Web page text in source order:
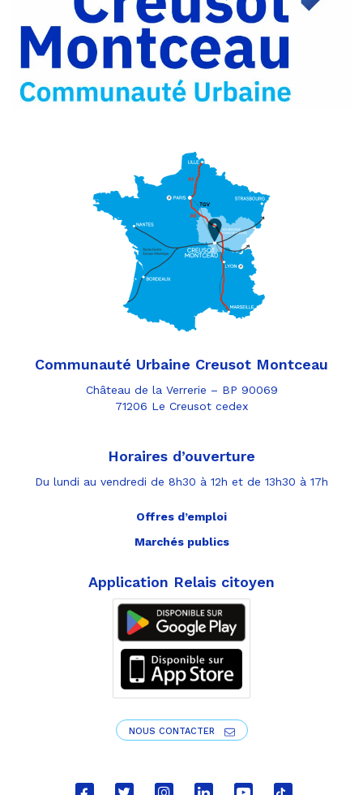
Communauté Urbaine Creusot Montceau
Château de la Verrerie – BP 90069
71206 Le Creusot cedex
Horaires d’ouverture
Du lundi au vendredi de 8h30 à 12h et de 13h30 à 17h
Offres d’emploi
Marchés publics
Application Relais citoyen
NOUS CONTACTER